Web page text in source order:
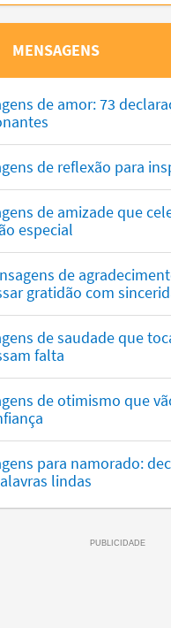
MENSAGENS
de amor: 73
de reflexão para
de amizade que
especial
de
gratidão com
de saudade que
falta
de otimismo que
para namorado:
lindas